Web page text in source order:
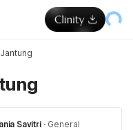
Savitri · General